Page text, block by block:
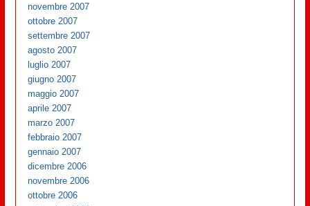
novembre 2007
ottobre 2007
settembre 2007
agosto 2007
luglio 2007
giugno 2007
maggio 2007
aprile 2007
marzo 2007
febbraio 2007
gennaio 2007
dicembre 2006
novembre 2006
ottobre 2006